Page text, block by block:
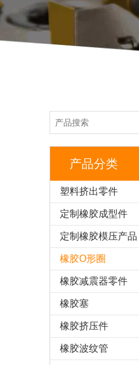
产品分类
塑料挤出零件
定制橡胶成型件
定制橡胶模压产品
橡胶O形圈
橡胶减震器零件
橡胶塞
橡胶挤压件
橡胶波纹管